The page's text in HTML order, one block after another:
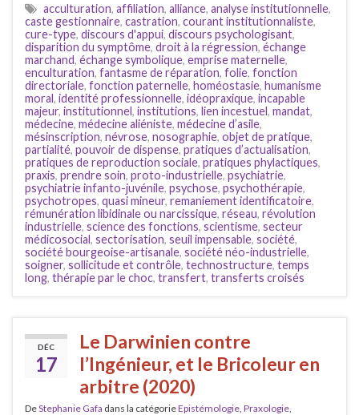
acculturation, affiliation, alliance, analyse institutionnelle,
caste gestionnaire, castration, courant institutionnaliste,
cure-type, discours d'appui, discours psychologisant,
disparition du symptôme, droit à la régression, échange
marchand, échange symbolique, emprise maternelle,
enculturation, fantasme de réparation, folie, fonction
directoriale, fonction paternelle, homéostasie, humanisme
moral, identité professionnelle, idéopraxique, incapable
majeur, institutionnel, institutions, lien incestuel, mandat,
médecine, médecine aliéniste, médecine d’asile,
mésinscription, névrose, nosographie, objet de pratique,
partialité, pouvoir de dispense, pratiques d’actualisation,
pratiques de reproduction sociale, pratiques phylactiques,
praxis, prendre soin, proto-industrielle, psychiatrie,
psychiatrie infanto-juvénile, psychose, psychothérapie,
psychotropes, quasi mineur, remaniement identificatoire,
rémunération libidinale ou narcissique, réseau, révolution
industrielle, science des fonctions, scientisme, secteur
médicosocial, sectorisation, seuil impensable, société,
société bourgeoise-artisanale, société néo-industrielle,
soigner, sollicitude et contrôle, technostructure, temps
long, thérapie par le choc, transfert, transferts croisés
DÉC
17
Le Darwinien contre
l’Ingénieur, et le Bricoleur en
arbitre (2020)
DeStephanie Gafa dans la catégorieEpistémologie Praxologie